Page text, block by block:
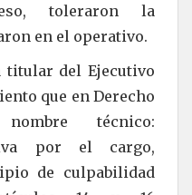
toleraron la
en el operativo.
del Ejecutivo
que en Derecho
técnico:
por el cargo,
de culpabilidad